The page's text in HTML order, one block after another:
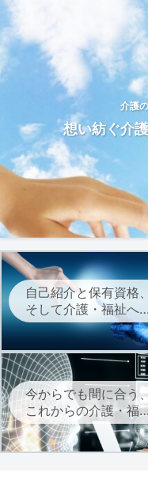
介護
想い紡ぐ介
自己紹介と保有資格、
そして介護・福祉への
想いについて
今からでも間に合う
これからの介護・福
に必要なAIを学ぶ